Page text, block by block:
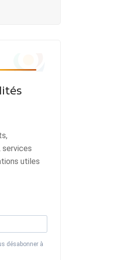
services
utiles
désabonner à